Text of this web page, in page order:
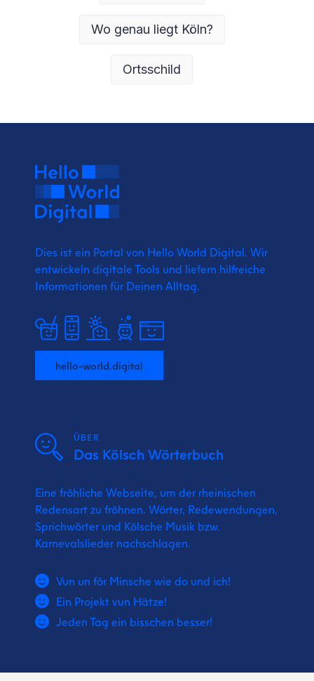
Wo genau liegt Köln?
Ortsschild
Dies ist ein Portal von Hello World Digital. Wir
entwickeln digitale Tools und liefern hilfreiche
Informationen für Deinen Alltag.
hello-world.digital
ÜBER
Das Kölsch Wörterbuch
Eine fröhliche Webseite, um der rheinischen
Redensart zu fröhnen. Wörter, Redewendungen,
Sprichwörter und Kölsche Musik bzw.
Karnevalslieder nachschlagen.
Vun un för Minsche wie do und ich!
Ein Projekt vun Hätze!
Jeden Tag ein bisschen besser!